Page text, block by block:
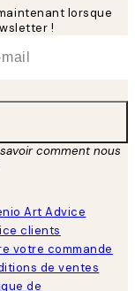
lorsque
!
comment nous
Art Advice
clients
votre commande
de ventes
de